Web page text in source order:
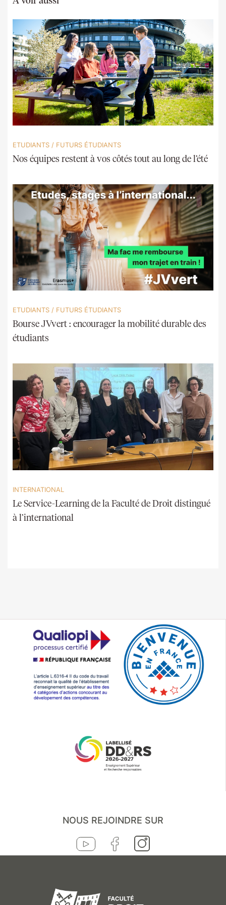
ETUDIANTS / FUTURS ÉTUDIANTS
Nos équipes restent à vos côtés tout au long de l’été
ETUDIANTS / FUTURS ÉTUDIANTS
Bourse JVvert : encourager la mobilité durable des
étudiants
INTERNATIONAL
Le Service-Learning de la Faculté de Droit distingué
à l’international
NOUS REJOINDRE SUR